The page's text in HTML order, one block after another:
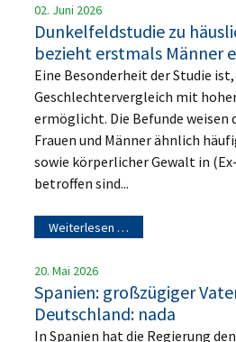
02. Juni 2026
Dunkelfeldstudie zu
bezieht erstmals Männer
Eine Besonderheit der Studie ist,
Geschlechtervergleich mit
ermöglicht. Die Befunde weisen
Frauen und Männer ähnlich
sowie körperlicher Gewalt in
betroffen sind...
Weiterlesen …
20. Mai 2026
Spanien: großzügiger
Deutschland: nada
In Spanien hat die Regierung